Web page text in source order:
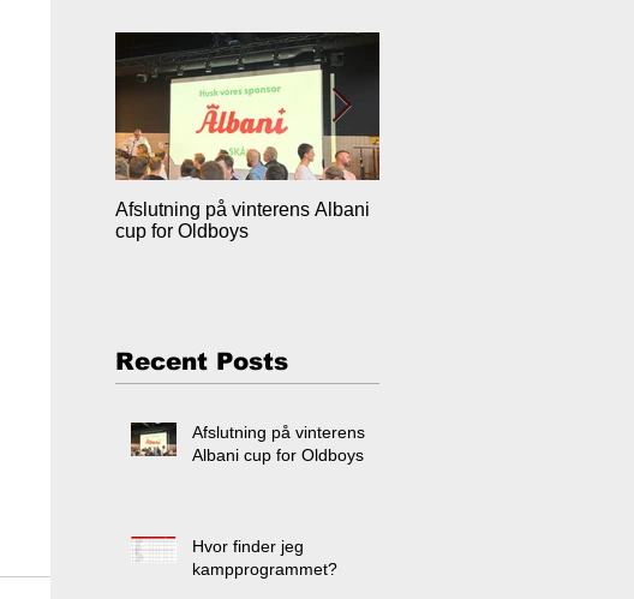
Afslutning på vinterens Albani
cup for Oldboys
Recent Posts
Afslutning på vinterens
Albani cup for Oldboys
Hvor finder jeg
kampprogrammet?